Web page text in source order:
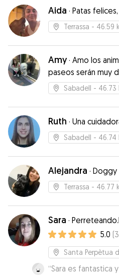
Aida · Patas
Terrassa - 46.59
Amy· Amo los
paseos serán muy
como si fueran
Sabadell - 46.73
Ruth · Una
Sabadell - 46.74
Alejandra · Doggy
Terrassa - 46.77
Sara ·
5.0 (3
Santa Perpètua
“Sara es fantastica